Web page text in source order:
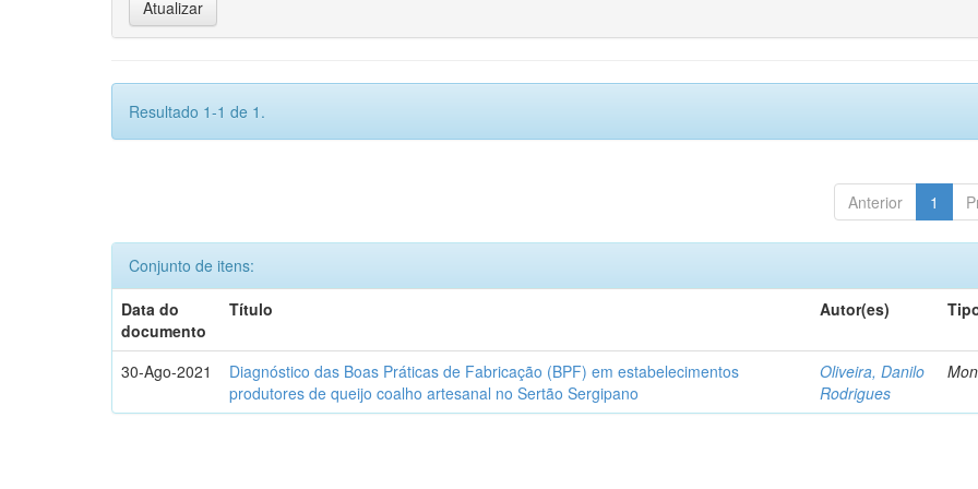
Resultado 1-1 de 1.
Anterior 1
Conjunto de itens:
Data do
documento
Título Autor(es)
30-Ago-2021
Diagnóstico das Boas Práticas de Fabricação (BPF) em estabelecimentos
produtores de queijo coalho artesanal no Sertão Sergipano
Oliveira, Danilo
Rodrigues